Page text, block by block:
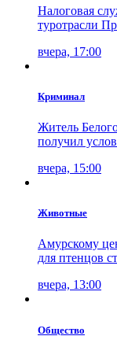
Налоговая
туротрасли
вчера, 17:00
Криминал
Житель
получил
вчера, 15:00
Животные
Амурскому
для птенцов
вчера, 13:00
Общество